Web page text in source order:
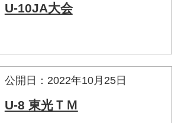
U-10JA大会
公開日：2022年10月25日
U-8 東光ＴＭ